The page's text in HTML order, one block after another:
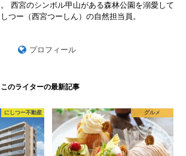
西宮のシンボル甲山がある森林公園を溺愛して
つー（西宮つーしん）の自然担当員。
プロフィール
このライターの最新記事
にしつー不動産 グルメ